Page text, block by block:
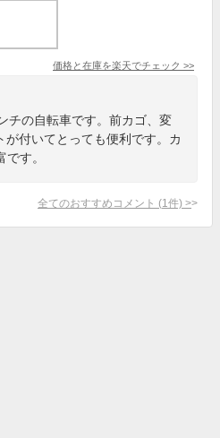
価格と在庫を楽天でチェック >>
チの自転車です。前カゴ、変
付いてとっても便利です。カ
す。
全てのおすすめコメント (1 件) >